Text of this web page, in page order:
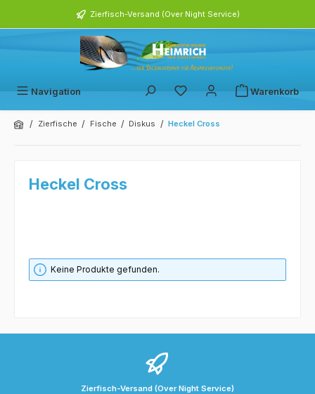
Zierfisch-Versand (Over Night Service)
Navigation Warenkorb
/ Zierfische / Fische / Diskus / Heckel Cross
Heckel Cross
Keine Produkte gefunden.
Zierfisch-Versand (Over Night Service)